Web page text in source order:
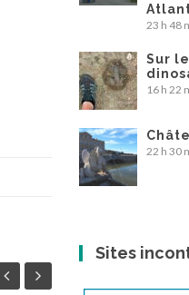
23 h 48
Sur
16 h 22
22 h 30
Sites